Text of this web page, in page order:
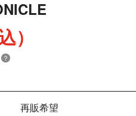
）
？
再販希望